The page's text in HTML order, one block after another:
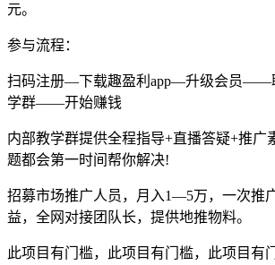
元。
参与流程：
扫码注册—下载趣盈利app—升级会员——
学群——开始赚钱
内部教学群提供全程指导+直播答疑+推广
题都会第一时间帮你解决!
招募市场推广人员，月入1—5万，一次推
益，全网对接团队长，提供地推物料。
此项目有门槛，此项目有门槛，此项目有